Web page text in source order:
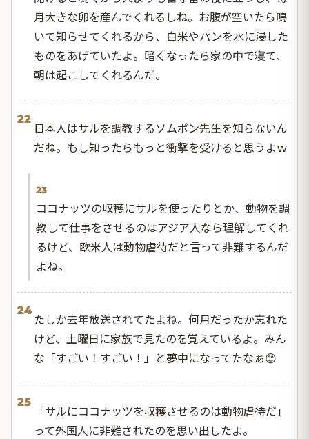
月大きな卵を産んでくれるしね。お腹が空いたら鳴
いて知らせてくれるから、白米やパンを水に浸した
ものをあげていたよ。暗くなったら家の中で寝て、
朝は起こしてくれるんだ。
22
日本人はサルを調教するソムポン先生を知らないん
だね。もし知ったらもっと衝撃を受けると思うよｗ
23
ココナッツの収穫にサルを使ったりとか、動物を調
教して仕事をさせるのはアジア人なら理解してくれ
るけど、欧米人は動物虐待だと言って非難するんだ
よね。
24
たしか去年放送されてたよね。何月だったか忘れた
けど、土曜日に家族で見たのを覚えているよ。みん
な「すごい！すごい！」と夢中になってたなぁ😊
25
「サルにココナッツを収穫させるのは動物虐待だ」
って外国人に非難されたのを思い出したよ。